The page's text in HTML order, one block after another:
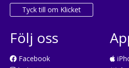
Tyck till om Klicket
Följ oss
Facebook